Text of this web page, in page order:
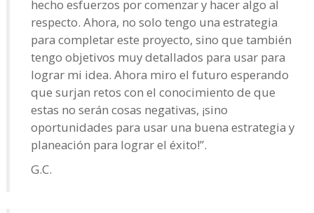
hecho esfuerzos por comenzar y hacer algo al
respecto. Ahora, no solo tengo una estrategia
para completar este proyecto, sino que también
tengo objetivos muy detallados para usar para
lograr mi idea. Ahora miro el futuro esperando
que surjan retos con el conocimiento de que
estas no serán cosas negativas, ¡sino
oportunidades para usar una buena estrategia y
planeación para lograr el éxito!”.
G.C.